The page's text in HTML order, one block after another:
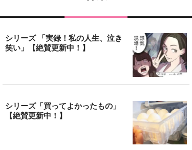
シリーズ 「実録！私の人生、泣き
笑い」【絶賛更新中！】
シリーズ「買ってよかったもの」
【絶賛更新中！】